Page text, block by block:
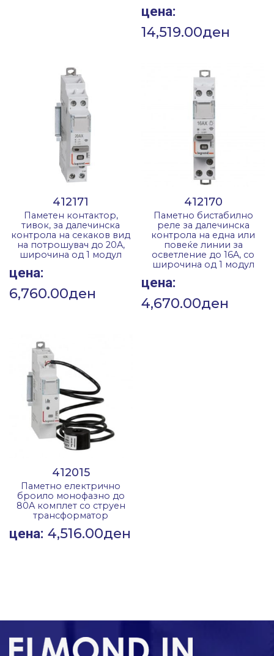
цена:
14,519.00ден
412171
Паметен контактор,
тивок, за далечинска
контрола на секаков вид
на потрошувач до 20A,
широчина од 1 модул
цена:
6,760.00ден
412170
Паметно бистабилно
реле за далечинска
контрола на една или
повеќе линии за
осветление до 16A, со
широчина од 1 модул
цена:
4,670.00ден
412015
Паметно електрично
броило монофазно до
80A комплет со струен
трансформатор
цена: 4,516.00ден